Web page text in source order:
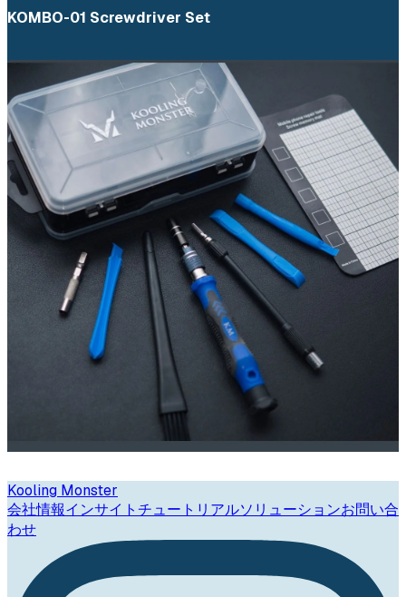
KOMBO-01 Screwdriver Set
Kooling Monster
会社情報インサイトチュートリアルソリューションお問い合
わせ